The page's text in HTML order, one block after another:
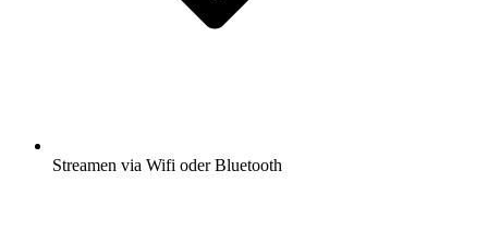
Streamen via Wifi oder Bluetooth